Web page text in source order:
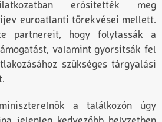
erősítették meg
euroatlanti törekvései mellett.
partnereit, hogy folytassák a
valamint gyorsítsák fel
szükséges tárgyalási
a találkozón úgy